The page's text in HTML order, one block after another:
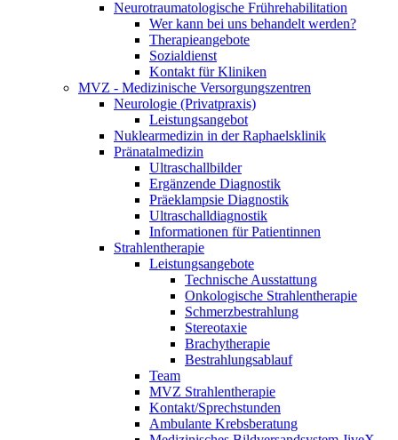
Neurotraumatologische Frührehabilitation
Wer kann bei uns behandelt werden?
Therapieangebote
Sozialdienst
Kontakt für Kliniken
MVZ - Medizinische Versorgungszentren
Neurologie (Privatpraxis)
Leistungsangebot
Nuklearmedizin in der Raphaelsklinik
Pränatalmedizin
Ultraschallbilder
Ergänzende Diagnostik
Präeklampsie Diagnostik
Ultraschalldiagnostik
Informationen für Patientinnen
Strahlentherapie
Leistungsangebote
Technische Ausstattung
Onkologische Strahlentherapie
Schmerzbestrahlung
Stereotaxie
Brachytherapie
Bestrahlungsablauf
Team
MVZ Strahlentherapie
Kontakt/Sprechstunden
Ambulante Krebsberatung